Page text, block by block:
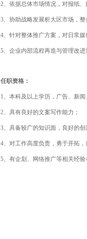
2、依据总体市场情况，对报纸
3、协助战略发展析大区市场，
4、针对整体推广方案，对日常
5、企业内部流程再造与管理改
任职资格：
1、本科及以上学历，广告、新
2、具有良好的文案写作能力；
3、具备较广的知识面，良好的
4、对工作高度负责，勇于开拓
5、有企划、网络推广等相关经